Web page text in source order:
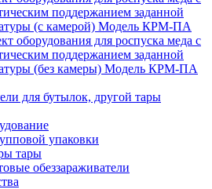
поддержанием заданной
(с камерой) Модель КРМ-ПА
оборудования для роспуска меда с
поддержанием заданной
(без камеры) Модель КРМ-ПА
для бутылок, другой тары
упаковки
тары
обеззараживатели